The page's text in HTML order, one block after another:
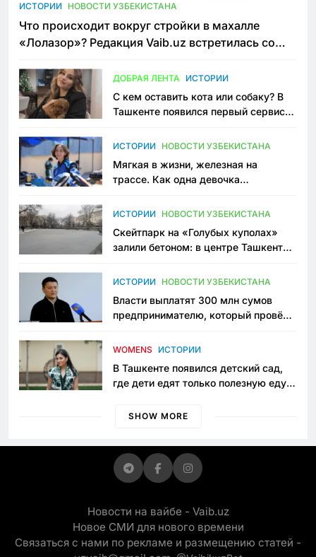
ИСТОРИИ НОВОСТИ УЗБЕКИСТАНА
Что происходит вокруг стройки в махалле
«Лолазор»? Редакция Vaib.uz встретилась со
ДОБРАЯ ЛЕНТА ИСТОРИИ
С кем оставить кота или собаку? В
Ташкенте появился первый сервис
ИСТОРИИ НОВОСТИ УЗБЕКИСТАНА
Мягкая в жизни, железная на
трассе. Как одна девочка
Узбекистане
ИСТОРИИ НОВОСТИ УЗБЕКИСТАНА
Скейтпарк на «Голубых куполах»
залили бетоном: в центре Ташкента
пространство
ИСТОРИИ НОВОСТИ УЗБЕКИСТАНА
Власти выплатят 300 млн сумов
предпринимателю, который провёл
приговору
WOMENS ИСТОРИИ
В Ташкенте появился детский сад,
где дети едят только полезную еду.
просить «кашу без сахара»
SHOW MORE
Новости на вайбе - Vaib.uz
Новое СМИ для нового времени
Связаться с нами по рекламе и размещению статей -